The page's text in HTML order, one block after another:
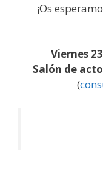
¡Os
Viernes
Salón de
(